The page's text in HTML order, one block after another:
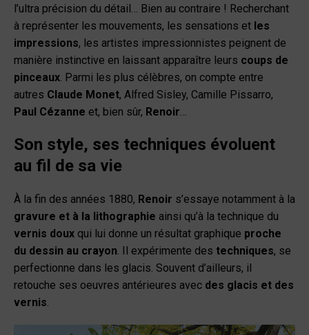
l’ultra précision du détail… Bien au contraire ! Recherchant
à représenter les mouvements, les sensations et les
impressions, les artistes impressionnistes peignent de
manière instinctive en laissant apparaître leurs coups de
pinceaux . Parmi les plus célèbres, on compte entre
autres Claude Monet, Alfred Sisley, Camille Pissarro,
Paul Cézanne et, bien sûr, Renoir
Son style, ses techniques évoluent
au fil de sa vie
À la fin des années 1880, Renoir s’essaye notamment à la
gravure et à la lithographie ainsi qu’à la technique du
vernis doux qui lui donne un résultat graphique proche
du dessin au crayon . Il expérimente des techniques, se
perfectionne dans les glacis. Souvent d’ailleurs, il
retouche ses oeuvres antérieures avec des glacis et des
vernis